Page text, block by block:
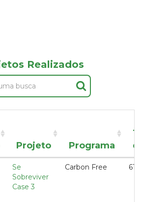
Realizados
Projeto Programa
Se
Sobreviver
Case 3
Carbon Free